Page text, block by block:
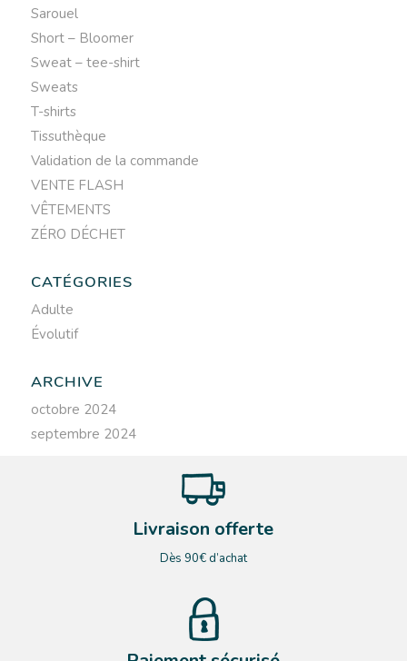
Sarouel
Short – Bloomer
Sweat – tee-shirt
Sweats
T-shirts
Tissuthèque
Validation de la commande
VENTE FLASH
VÊTEMENTS
ZÉRO DÉCHET
CATÉGORIES
Adulte
Évolutif
ARCHIVE
octobre 2024
septembre 2024
Livraison offerte
Dès 90€ d’achat